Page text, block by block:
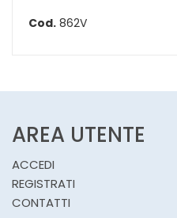
Cod. 862V
AREA UTENTE
ACCEDI
REGISTRATI
CONTATTI